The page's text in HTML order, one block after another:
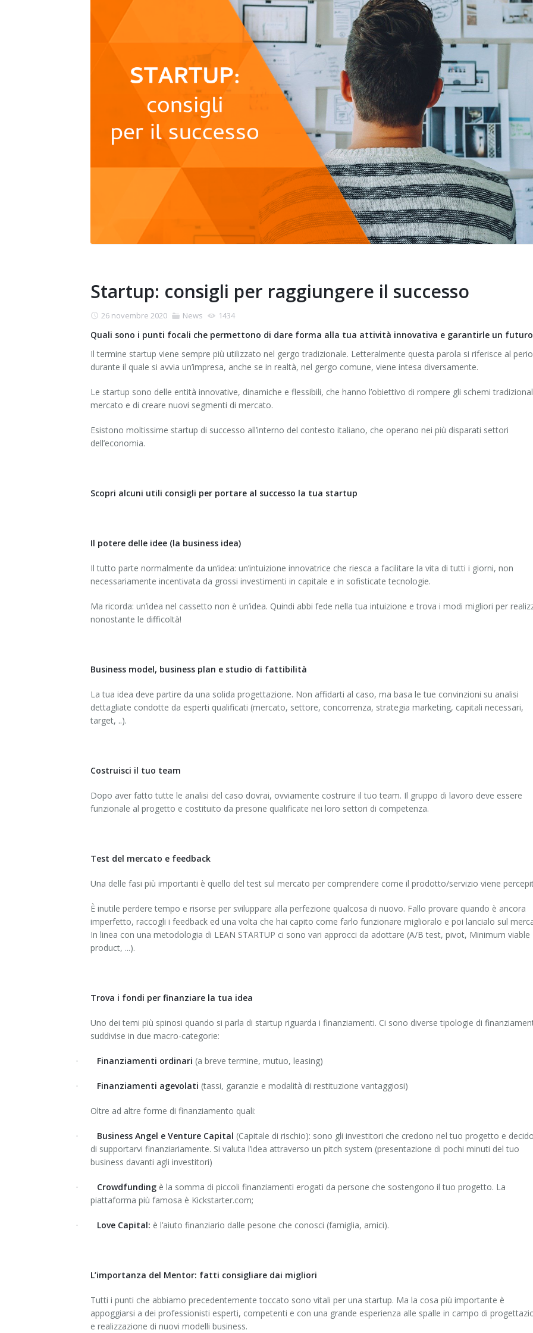
Startup: consigli per raggiungere il successo
26 novembre 2020 News 1434
Quali sono i punti focali che permettono di dare forma alla tua attività innovativa e garantirle un
Il termine startup viene sempre più utilizzato nel gergo tradizionale. Letteralmente questa parola si riferisce al
durante il quale si avvia un’impresa, anche se in realtà, nel gergo comune, viene intesa diversamente.
Le startup sono delle entità innovative, dinamiche e flessibili, che hanno l’obiettivo di rompere gli schemi
mercato e di creare nuovi segmenti di mercato.
Esistono moltissime startup di successo all’interno del contesto italiano, che operano nei più disparati settori
dell’economia.
Scopri alcuni utili consigli per portare al successo la tua startup
Il potere delle idee (la business idea)
Il tutto parte normalmente da un’idea: un’intuizione innovatrice che riesca a facilitare la vita di tutti i giorni, non
necessariamente incentivata da grossi investimenti in capitale e in sofisticate tecnologie.
Ma ricorda: un’idea nel cassetto non è un’idea. Quindi abbi fede nella tua intuizione e trova i modi migliori per
nonostante le difficoltà!
Business model, business plan e studio di fattibilità
La tua idea deve partire da una solida progettazione. Non affidarti al caso, ma basa le tue convinzioni su analisi
dettagliate condotte da esperti qualificati (mercato, settore, concorrenza, strategia marketing, capitali necessari,
target, ..).
Costruisci il tuo team
Dopo aver fatto tutte le analisi del caso dovrai, ovviamente costruire il tuo team. Il gruppo di lavoro deve essere
funzionale al progetto e costituito da presone qualificate nei loro settori di competenza.
Test del mercato e feedback
Una delle fasi più importanti è quello del test sul mercato per comprendere come il prodotto/servizio viene
È inutile perdere tempo e risorse per sviluppare alla perfezione qualcosa di nuovo. Fallo provare quando è ancora
imperfetto, raccogli i feedback ed una volta che hai capito come farlo funzionare miglioralo e poi lancialo sul
In linea con una metodologia di LEAN STARTUP ci sono vari approcci da adottare (A/B test, pivot, Minimum viable
product, ...).
Trova i fondi per finanziare la tua idea
Uno dei temi più spinosi quando si parla di startup riguarda i finanziamenti. Ci sono diverse tipologie di
suddivise in due macro-categorie:
· Finanziamenti ordinari (a breve termine, mutuo, leasing)
· Finanziamenti agevolati (tassi, garanzie e modalità di restituzione vantaggiosi)
Oltre ad altre forme di finanziamento quali:
· Business Angel e Venture Capital (Capitale di rischio): sono gli investitori che credono nel tuo progetto e
di supportarvi finanziariamente. Si valuta l’idea attraverso un pitch system (presentazione di pochi minuti del tuo
business davanti agli investitori)
· Crowdfunding è la somma di piccoli finanziamenti erogati da persone che sostengono il tuo progetto. La
piattaforma più famosa è Kickstarter.com;
· Love Capital: è l’aiuto finanziario dalle pesone che conosci (famiglia, amici).
L’importanza del Mentor: fatti consigliare dai migliori
Tutti i punti che abbiamo precedentemente toccato sono vitali per una startup. Ma la cosa più importante è
appoggiarsi a dei professionisti esperti, competenti e con una grande esperienza alle spalle in campo di
e realizzazione di nuovi modelli business.